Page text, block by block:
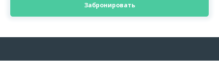
Забронировать